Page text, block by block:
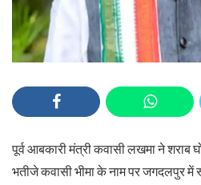
पूर्व आबकारी मंत्री कवासी लखमा ने
भतीजे कवासी भीमा के नाम पर जगदलपुर